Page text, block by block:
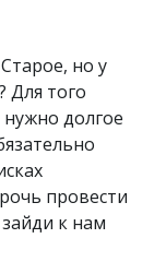
но у
Для того
долгое
провести
к нам